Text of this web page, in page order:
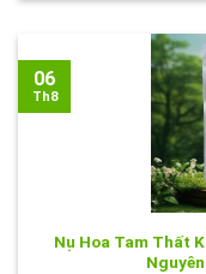
Nụ Hoa Tam Thất
06
Th8